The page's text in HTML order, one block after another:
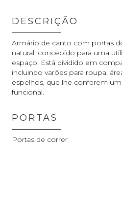
DESCRIÇÃO
Armário de canto com portas
natural, concebido para uma
espaço. Está dividido em
incluindo varões para roupa,
espelhos, que lhe conferem
funcional.
PORTAS
Portas de correr